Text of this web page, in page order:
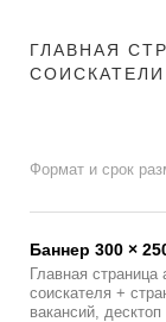
ГЛАВНАЯ
СОИСКАТЕЛИ
Формат и срок
Баннер 300 ×
Главная страница
соискателя +
вакансий, десктоп